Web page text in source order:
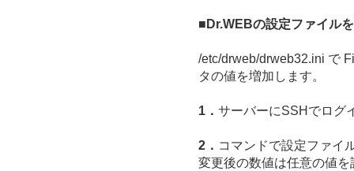
■Dr.WEBの設定ファイル
/etc/drweb/drweb32.ini で
タの値を増加します。
1． サーバーにSSHでログ
2． コマンドで設定ファ
変更後の数値は任意の値